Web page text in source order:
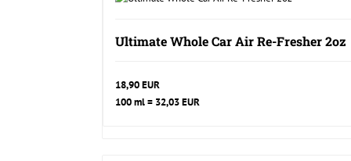
Ultimate Whole Car Air Re-Fresher 2oz
18,90 EUR
100 ml = 32,03 EUR